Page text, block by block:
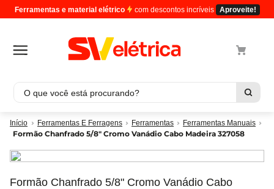
Ferramentas e material elétrico com descontos incríveis Aproveite!
O que você está procurando?
Ferramentas E Ferragens Ferramentas Ferramentas Manuais
Formão Chanfrado 5/8" Cromo Vanádio Cabo Madeira 327058
Formão Chanfrado 5/8" Cromo Vanádio Cabo
Termos mais buscados
2º luminaria
3º tomada